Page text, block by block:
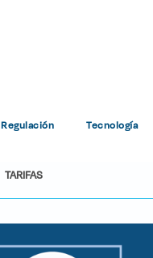
Regulación Tecnología
TARIFAS